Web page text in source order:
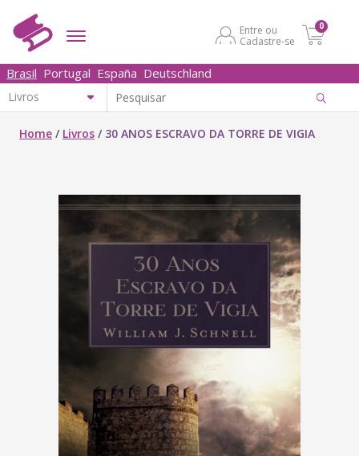
Entre ou
Cadastre-se
0
Brasil Portugal España Deutschland
Home / Livros / 30 ANOS ESCRAVO DA TORRE DE VIGIA